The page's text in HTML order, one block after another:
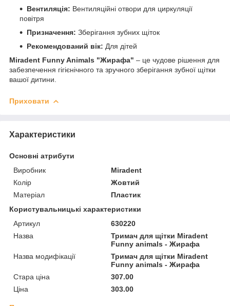
Вентиляція: Вентиляційні отвори для циркуляції
повітря
Призначення: Зберігання зубних щіток
Рекомендований вік: Для дітей
Miradent Funny Animals "Жирафа" – це чудове рішення для
забезпечення гігієнічного та зручного зберігання зубної щітки
вашої дитини.
Приховати
Характеристики
Основні атрибути
Виробник
Miradent
Колір
Жовтий
Матеріал
Пластик
Користувальницькі характеристики
Артикул
630220
Назва
Тримач для щітки Miradent
Funny animals - Жирафа
Назва модифікації
Тримач для щітки Miradent
Funny animals - Жирафа
Стара ціна
307.00
Ціна
303.00